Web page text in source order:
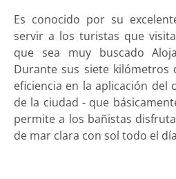
Es conocido por su
servir a los turistas que
que sea muy buscado
Durante sus siete kilómetros
eficiencia en la aplicación del
de la ciudad - que
permite a los bañistas
de mar clara con sol todo el